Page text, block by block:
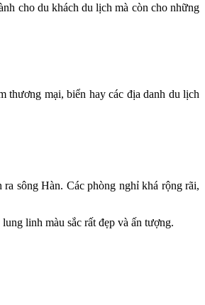
cho du khách du lịch mà còn cho những
thương mại, biển hay các địa danh du lịch
sông Hàn. Các phòng nghỉ khá rộng rãi,
linh màu sắc rất đẹp và ấn tượng.